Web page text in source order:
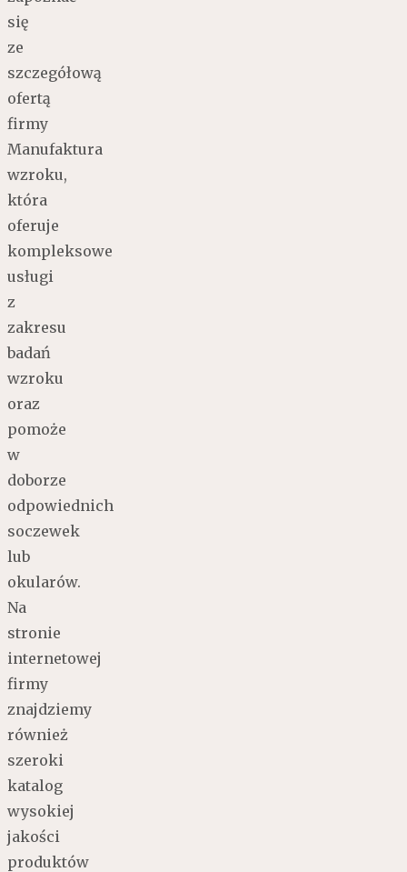
się
ze
szczegółową
ofertą
firmy
Manufaktura
wzroku,
która
oferuje
kompleksowe
usługi
z
zakresu
badań
wzroku
oraz
pomoże
w
doborze
odpowiednich
soczewek
lub
okularów.
Na
stronie
internetowej
firmy
znajdziemy
również
szeroki
katalog
wysokiej
jakości
produktów